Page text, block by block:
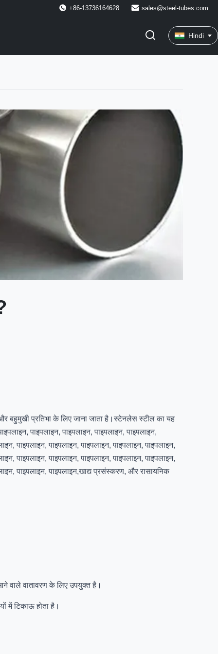
+86-13736164628 sales@steel-tubes.com
Hindi
बहुमुखी प्रतिभा के लिए जाना जाता है।स्टेनलेस स्टील का यह
पाइपलाइन, पाइपलाइन, पाइपलाइन, पाइपलाइन,
पाइपलाइन, पाइपलाइन, पाइपलाइन, पाइपलाइन, पाइपलाइन,
पाइपलाइन, पाइपलाइन, पाइपलाइन, पाइपलाइन, पाइपलाइन,
पाइपलाइन, पाइपलाइन,खाद्य प्रसंस्करण, और रासायनिक
वाले वातावरण के लिए उपयुक्त है।
में टिकाऊ होता है।